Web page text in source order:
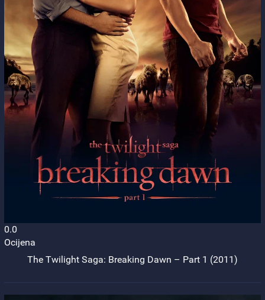
0.0
Ocijena
The Twilight Saga: Breaking Dawn – Part 1 (2011)